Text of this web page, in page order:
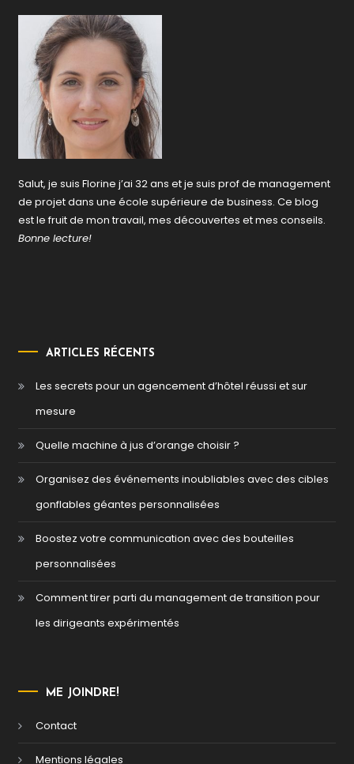
Salut, je suis Florine j’ai 32 ans et je suis prof de management
de projet dans une école supérieure de business. Ce blog
est le fruit de mon travail, mes découvertes et mes conseils.
Bonne lecture!
ARTICLES RÉCENTS
Les secrets pour un agencement d’hôtel réussi et sur
mesure
Quelle machine à jus d’orange choisir ?
Organisez des événements inoubliables avec des cibles
gonflables géantes personnalisées
Boostez votre communication avec des bouteilles
personnalisées
Comment tirer parti du management de transition pour
les dirigeants expérimentés
ME JOINDRE!
Contact
Mentions légales